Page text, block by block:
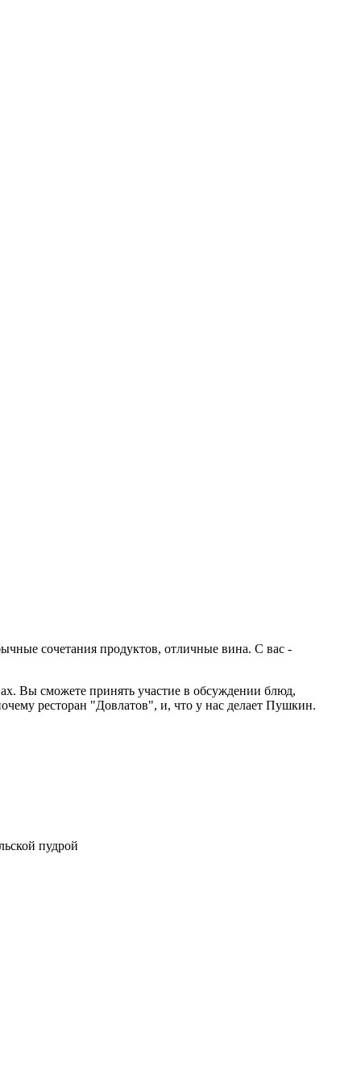
сочетания продуктов, отличные вина. С вас -
Вы сможете принять участие в обсуждении блюд,
ресторан "Довлатов", и, что у нас делает Пушкин.
пудрой